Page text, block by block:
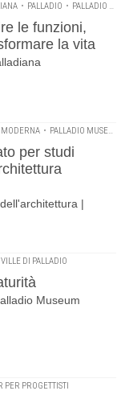
• PALLADIO • PALLADIO MUSEUM
le funzioni,
la vita
• PALLADIO MUSEUM
per studi
|
VILLE DI PALLADIO
Museum
PER PROGETTISTI